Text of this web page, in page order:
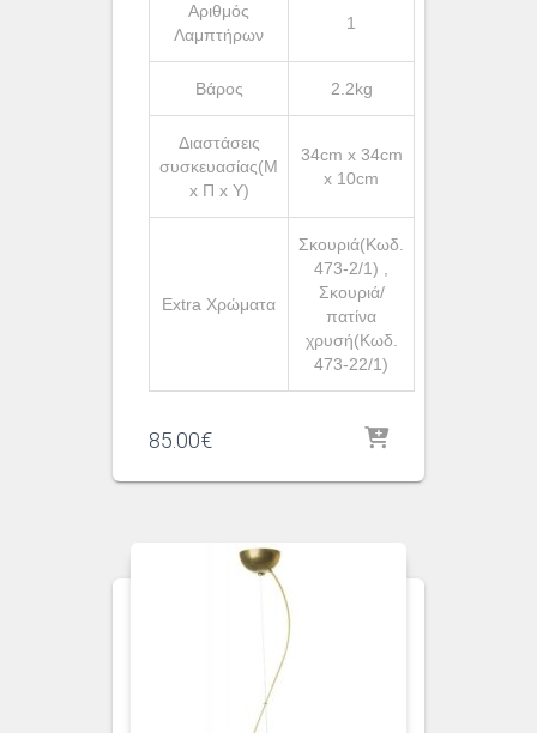
Αριθμός
Λαμπτήρων
1
Βάρος 2.2kg
Διαστάσεις
συσκευασίας(Μ
x Π x Υ)
34cm x 34cm
x 10cm
Extra Χρώματα
Σκουριά(Κωδ.
473-2/1) ,
Σκουριά/
πατίνα
χρυσή(Κωδ.
473-22/1)
85.00€